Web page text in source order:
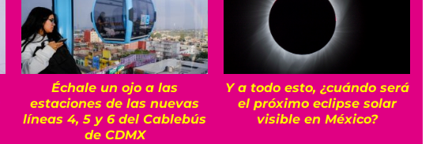
Échale un ojo a las
estaciones de las nuevas
líneas 4, 5 y 6 del Cablebús
de CDMX
Y a todo esto, ¿cuándo será
el próximo eclipse solar
visible en México?